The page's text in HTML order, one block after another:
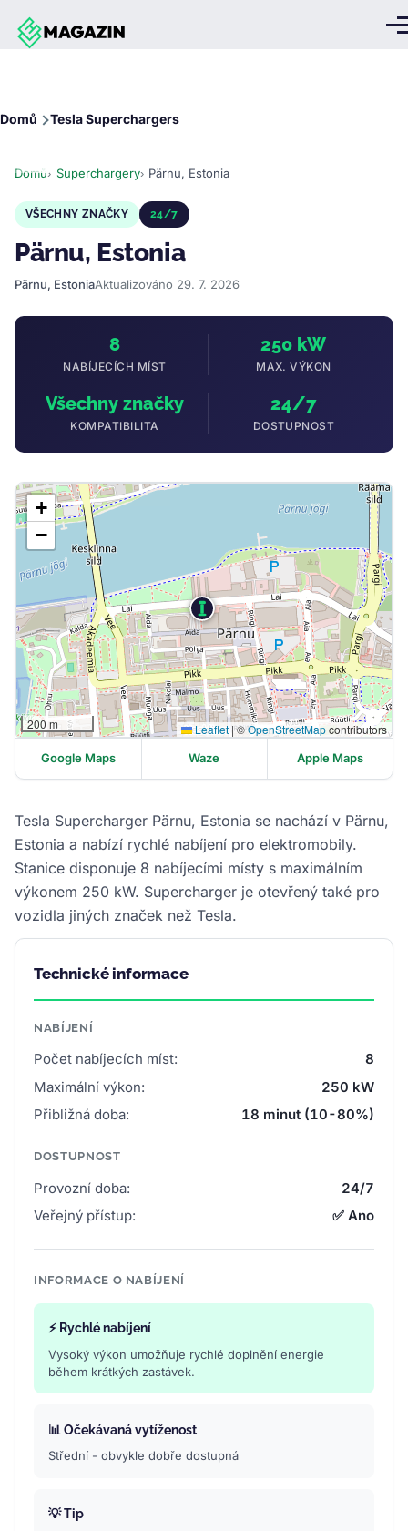
Přejít k hlavnímu obsahu
Domů Tesla Superchargers
Domů Superchargery Pärnu, Estonia
VŠECHNY ZNAČKY 24/7
Pärnu, Estonia
Pärnu, EstoniaAktualizováno 29. 7. 2026
8
NABÍJECÍCH MÍST
250 kW
MAX. VÝKON
Všechny značky
KOMPATIBILITA
24/7
DOSTUPNOST
Tesla Supercharger Pärnu, Estonia se nachází v Pärnu,
Estonia a nabízí rychlé nabíjení pro elektromobily.
Stanice disponuje 8 nabíjecími místy s maximálním
výkonem 250 kW. Supercharger je otevřený také pro
vozidla jiných značek než Tesla.
Technické informace
NABÍJENÍ
Počet nabíjecích míst:
8
Maximální výkon:
250 kW
Přibližná doba:
18 minut (10-80%)
DOSTUPNOST
Provozní doba:
24/7
Veřejný přístup:
✅ Ano
INFORMACE O NABÍJENÍ
⚡ Rychlé nabíjení
Vysoký výkon umožňuje rychlé doplnění energie
během krátkých zastávek.
📊 Očekávaná vytíženost
Střední - obvykle dobře dostupná
💡 Tip
+
−
200 m Leaflet |©OpenStreetMapcontributors
Google Maps Waze Apple Maps